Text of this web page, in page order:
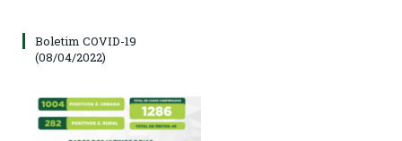
Boletim COVID-19
(08/04/2022)